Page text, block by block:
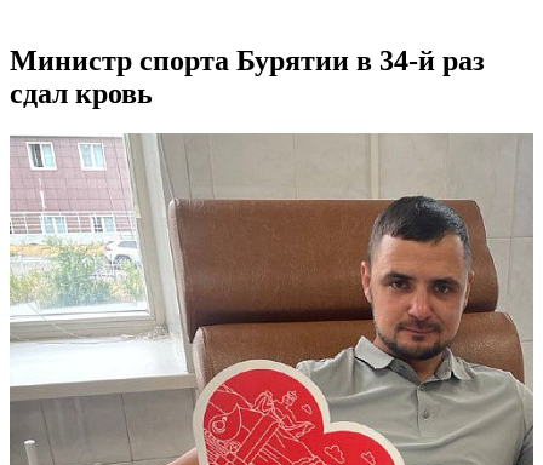
Министр спорта Бурятии в 34-й раз
сдал кровь